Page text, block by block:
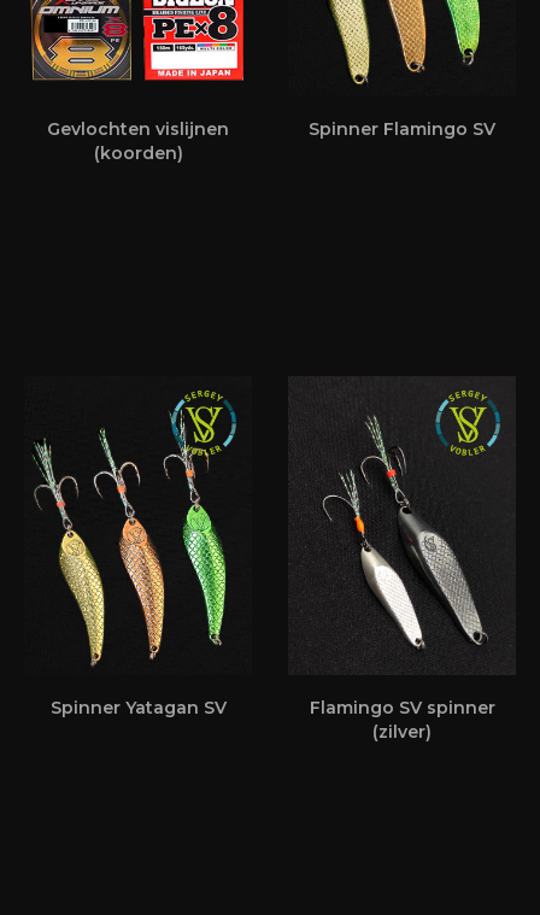
Gevlochten vislijnen
(koorden)
Spinner Flamingo SV
Spinner Yatagan SV
Flamingo SV spinner
(zilver)